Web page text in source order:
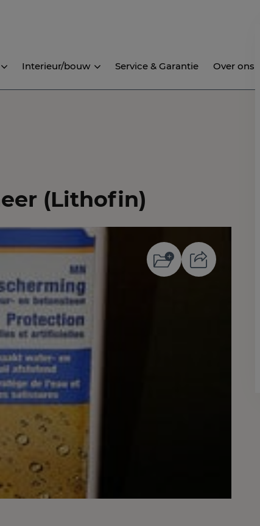
Interieur/bouw Service & Garantie Over ons
(Lithofin)